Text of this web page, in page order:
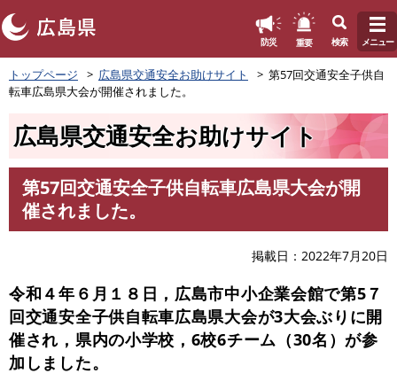
ペ
ー
ジ
防災 重要 検索 メニュー
トップページ 広島県交通安全お助けサイト
第57回交通安全子供自
転車広島県大会が開催されました。
広島県交通安全お助けサイト
第57回交通安全子供自転車広島県大会が開
催されました。
掲載日 2022年7月20日
令和４年６月１８日，広島市中小企業会館で第5７
回交通安全子供自転車広島県大会が3大会ぶりに開
催され，県内の小学校，6校6チーム（30名）が参
加しました。